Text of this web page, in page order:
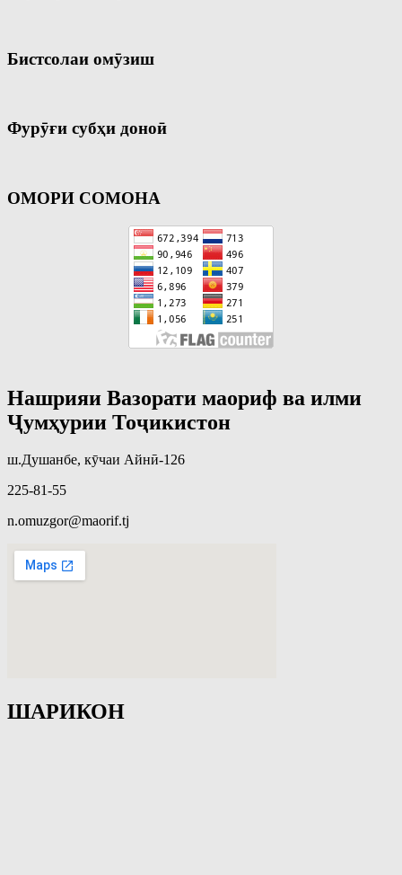
Бистсолаи омӯзиш
Фурӯғи субҳи доноӣ
ОМОРИ СОМОНА
Нашрияи Вазорати маориф ва илми
Ҷумҳурии Тоҷикистон
ш.Душанбе, кӯчаи Айнӣ-126
225-81-55
n.omuzgor@maorif.tj
ШАРИКОН